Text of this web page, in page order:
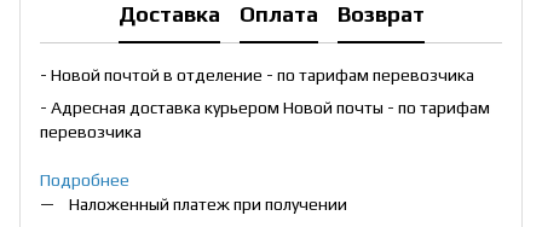
Доставка Оплата Возврат
- Новой почтой в отделение - по тарифам перевозчика
- Адресная доставка курьером Новой почты - по тарифам
перевозчика
Подробнее
Наложенный платеж при получении